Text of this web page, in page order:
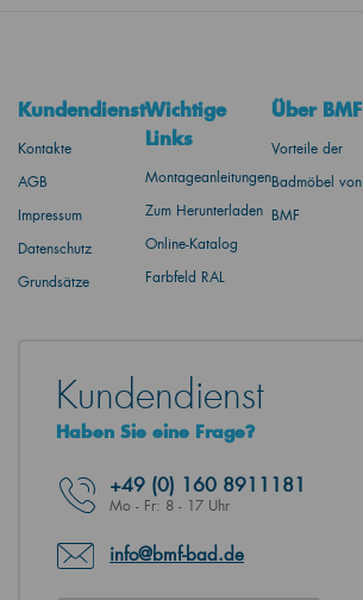
Kundendienst
Kontakte
AGB
Impressum
Datenschutz
Grundsätze
Wichtige
Links
Montageanleitungen
Zum Herunterladen
Online-Katalog
Farbfeld RAL
Über BMF
Vorteile der
Badmöbel von
BMF
Kundendienst
Haben Sie eine Frage?
+49 (0) 160 8911181
Mo - Fr: 8 - 17 Uhr
info@bmf-bad.de